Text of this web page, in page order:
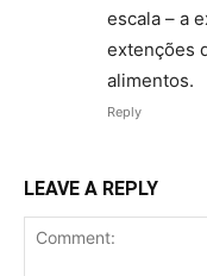
escala – a
extenções
alimentos.
Reply
LEAVE A REPLY